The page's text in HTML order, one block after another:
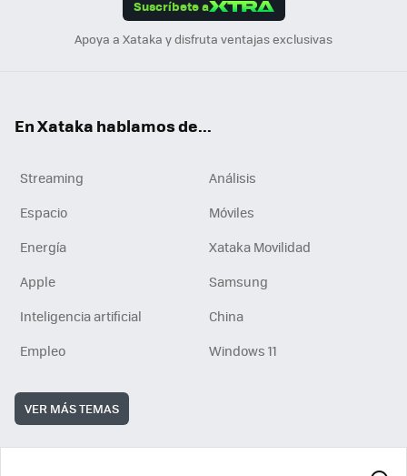
Suscríbete a
Apoya a Xataka y disfruta ventajas exclusivas
En Xataka hablamos de...
Streaming
Análisis
Espacio
Móviles
Energía
Xataka Movilidad
Apple
Samsung
Inteligencia artificial
China
Empleo
Windows 11
VER MÁS TEMAS